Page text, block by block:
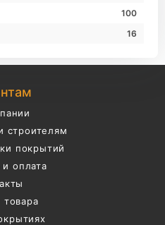
100
16
строителям
покрытий
и оплата
товара